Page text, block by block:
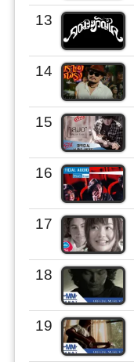
13
14
15
16
17
18
19